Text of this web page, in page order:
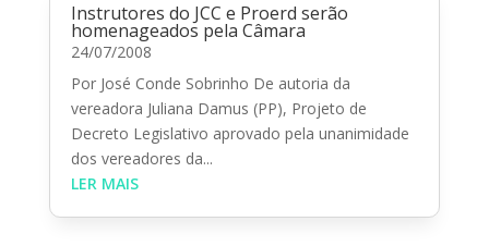
Instrutores do JCC e Proerd serão
homenageados pela Câmara
24/07/2008
Por José Conde Sobrinho De autoria da
vereadora Juliana Damus (PP), Projeto de
Decreto Legislativo aprovado pela unanimidade
dos vereadores da...
LER MAIS